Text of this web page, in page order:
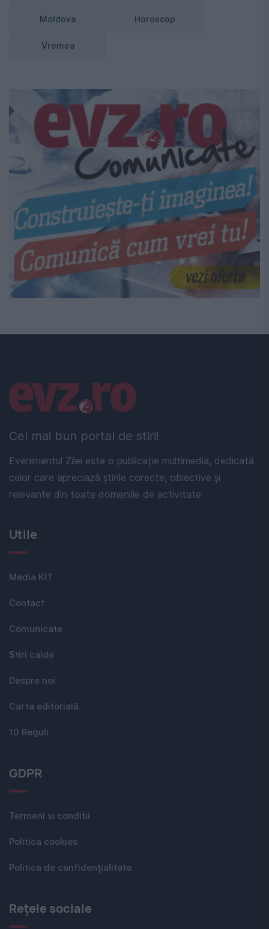
Moldova Horoscop
Vremea
Cel mai bun portal de stiri!
Evenimentul Zilei este o publicație multimedia, dedicată
celor care apreciază știrile corecte, obiective și
relevante din toate domeniile de activitate
Linkuri utile
Utile
Media KIT
Contact
Comunicate
Stiri calde
Despre noi
Carta editorială
10 Reguli
GDPR
Termeni si conditii
Politica cookies
Politica de confidențialitate
Rețele sociale